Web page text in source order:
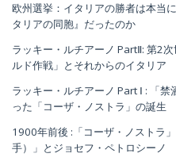
欧州選挙：イタリアの勝者は本当
タリアの同胞』だったのか
ラッキー・ルチアーノ PartⅡ: 第2
ルド作戦」とそれからのイタリア
ラッキー・ルチアーノ Part Ⅰ : 「
った「コーザ・ノストラ」の誕生
1900年前後 :「コーザ・ノストラ
手）」とジョセフ・ペトロシーノ